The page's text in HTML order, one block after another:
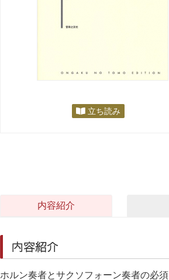
立ち読み
内容紹介
内容紹介
ホルン奏者とサクソフォーン奏者の必